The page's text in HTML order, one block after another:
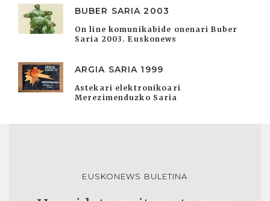
BUBER SARIA 2003
On line komunikabide onenari Buber
Saria 2003. Euskonews
ARGIA SARIA 1999
Astekari elektronikoari
Merezimenduzko Saria
EUSKONEWS BULETINA